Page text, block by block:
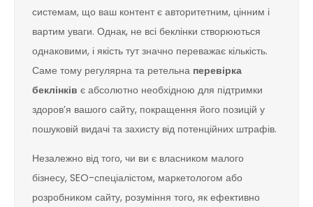
системам, що ваш контент є авторитетним, цінним і
вартим уваги. Однак, не всі беклінки створюються
однаковими, і якість тут значно переважає кількість.
Саме тому регулярна та ретельна перевірка
беклінків є абсолютно необхідною для підтримки
здоров’я вашого сайту, покращення його позицій у
пошуковій видачі та захисту від потенційних штрафів.
Незалежно від того, чи ви є власником малого
бізнесу, SEO-спеціалістом, маркетологом або
розробником сайту, розуміння того, як ефективно